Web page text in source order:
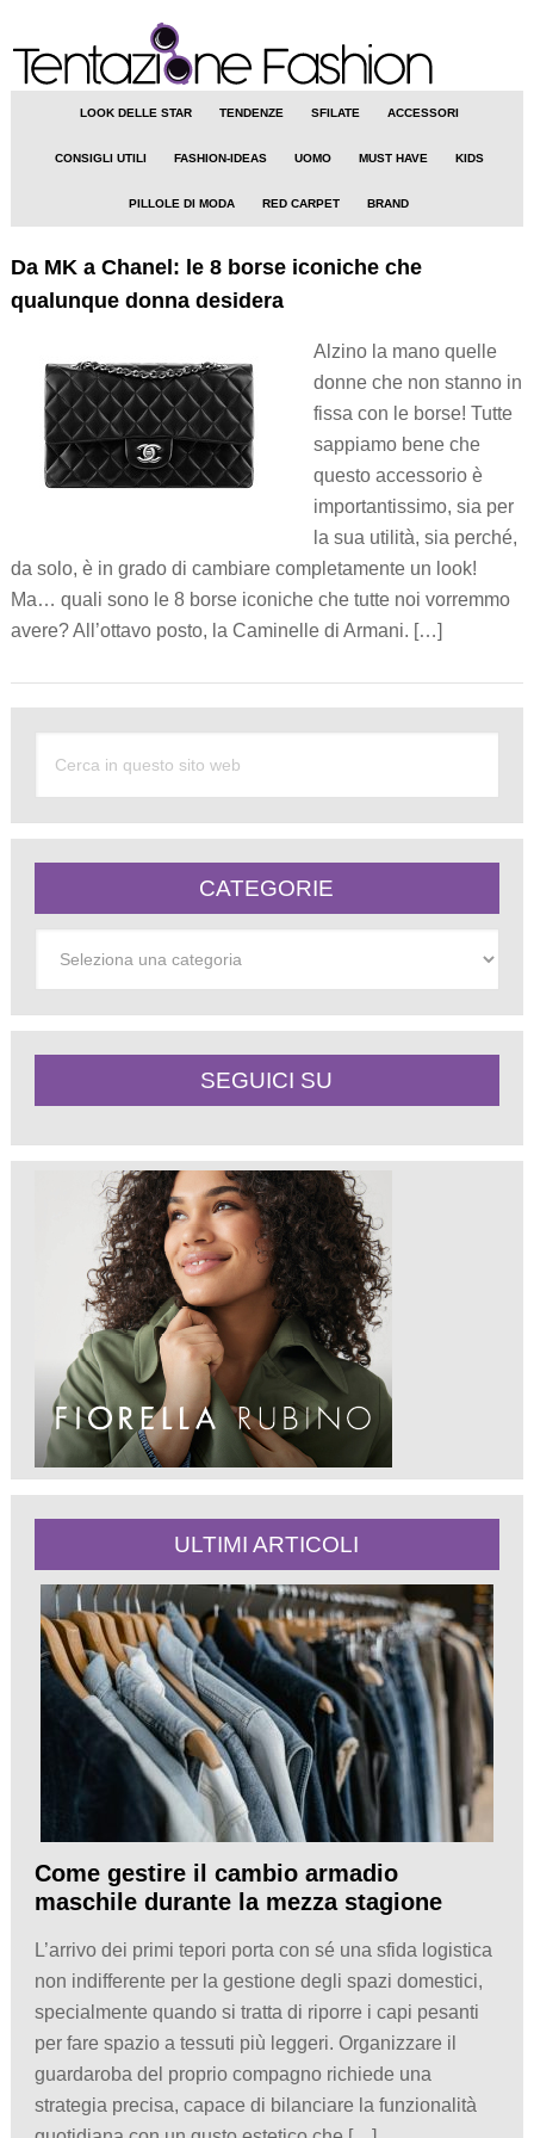
LOOK DELLE STAR TENDENZE SFILATE ACCESSORI
CONSIGLI UTILI FASHION-IDEAS UOMO MUST HAVE KIDS
PILLOLE DI MODA RED CARPET BRAND
Da MK a Chanel: le 8 borse iconiche che
qualunque donna desidera
Alzino la mano quelle
donne che non stanno in
fissa con le borse! Tutte
sappiamo bene che
questo accessorio è
importantissimo, sia per
la sua utilità, sia perché,
da solo, è in grado di cambiare completamente un look!
Ma… quali sono le 8 borse iconiche che tutte noi vorremmo
avere? All’ottavo posto, la Caminelle di Armani. […]
CATEGORIE
SEGUICI SU
ULTIMI ARTICOLI
Come gestire il cambio armadio
maschile durante la mezza stagione
L’arrivo dei primi tepori porta con sé una sfida logistica
non indifferente per la gestione degli spazi domestici,
specialmente quando si tratta di riporre i capi pesanti
per fare spazio a tessuti più leggeri. Organizzare il
guardaroba del proprio compagno richiede una
strategia precisa, capace di bilanciare la funzionalità